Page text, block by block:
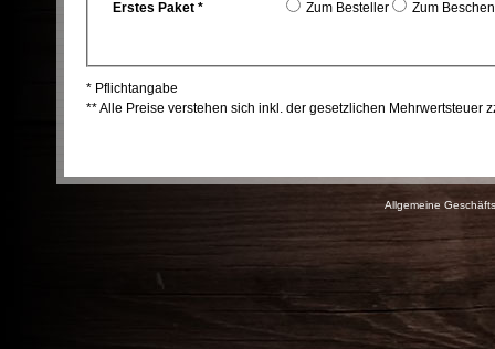
Erstes Paket * Zum Besteller Zum
* Pflichtangabe
** Alle Preise verstehen sich inkl. der gesetzlichen Mehrwertsteuer
Allgemeine